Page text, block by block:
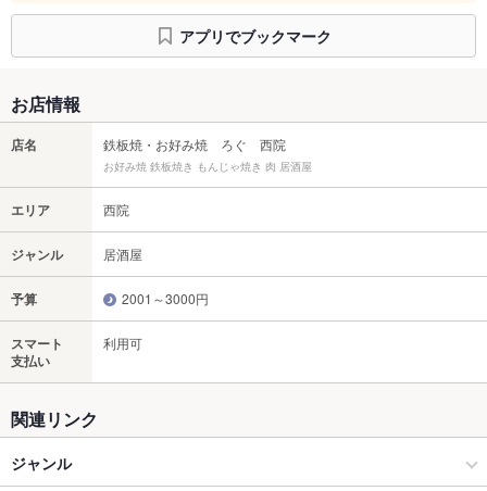
アプリでブックマーク
お店情報
店名 鉄板焼・お好み焼 ろぐ 西院
お好み焼 鉄板焼き もんじゃ焼き 肉 居酒屋
エリア 西院
ジャンル 居酒屋
予算 2001～3000円
スマート
支払い
利用可
関連リンク
ジャンル